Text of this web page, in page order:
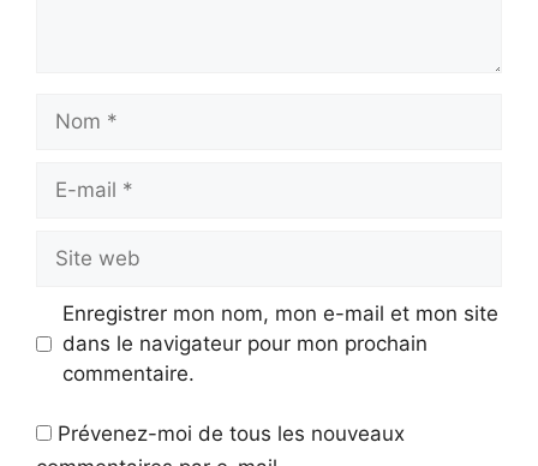
mail
web
Enregistrer mon nom, mon e-mail et mon site
dans le navigateur pour mon prochain
commentaire.
Prévenez-moi de tous les nouveaux